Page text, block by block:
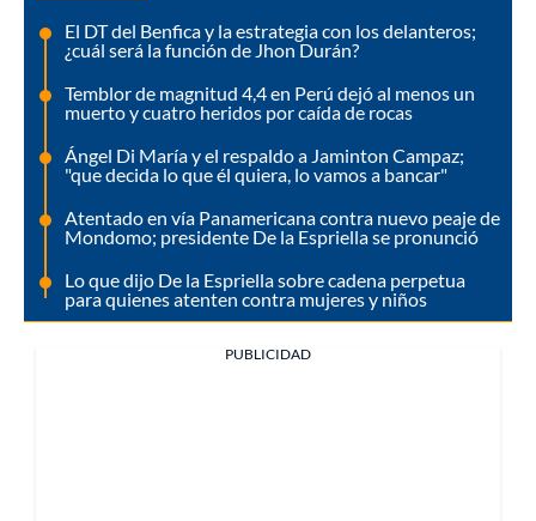
El DT del Benfica y la estrategia con los delanteros;
¿cuál será la función de Jhon Durán?
Temblor de magnitud 4,4 en Perú dejó al menos un
muerto y cuatro heridos por caída de rocas
Ángel Di María y el respaldo a Jaminton Campaz;
"que decida lo que él quiera, lo vamos a bancar"
Atentado en vía Panamericana contra nuevo peaje de
Mondomo; presidente De la Espriella se pronunció
Lo que dijo De la Espriella sobre cadena perpetua
para quienes atenten contra mujeres y niños
PUBLICIDAD